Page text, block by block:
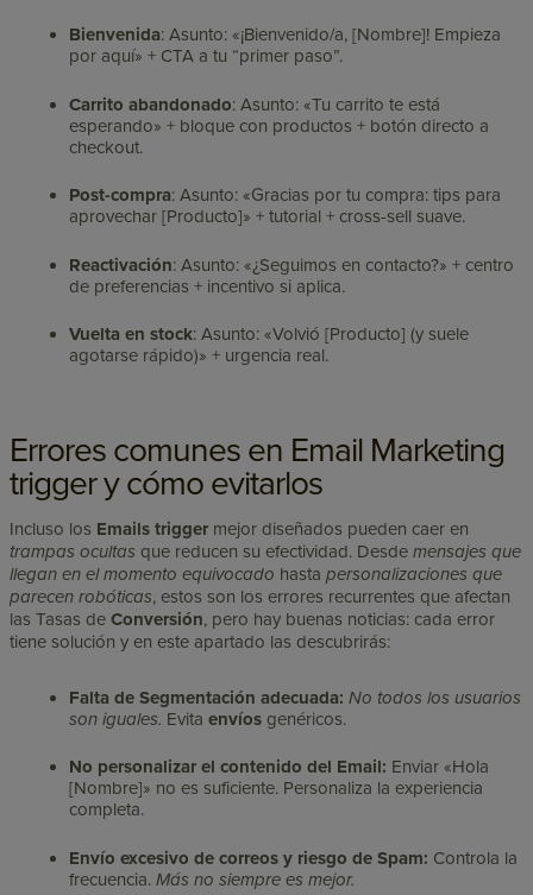
Bienvenida: Asunto: «¡Bienvenido/a, [Nombre]! Empieza
por aquí» + CTA a tu “primer paso”.
Carrito abandonado: Asunto: «Tu carrito te está
esperando» + bloque con productos + botón directo a
checkout.
Post-compra: Asunto: «Gracias por tu compra: tips para
aprovechar [Producto]» + tutorial + cross-sell suave.
Reactivación: Asunto: «¿Seguimos en contacto?» + centro
de preferencias + incentivo si aplica.
Vuelta en stock: Asunto: «Volvió [Producto] (y suele
agotarse rápido)» + urgencia real.
Errores comunes en Email Marketing
trigger y cómo evitarlos
Incluso los Emails trigger mejor diseñados pueden caer en
trampas ocultas que reducen su efectividad. Desdemensajes que
llegan en el momento equivocado hastapersonalizaciones que
parecen robóticas, estos son los errores recurrentes que afectan
las Tasas deConversión, pero hay buenas noticias: cada error
tiene solución y en este apartado las descubrirás:
Falta de Segmentación adecuada:No todos los usuarios
son iguales. Evitaenvíos genéricos.
No personalizar el contenido del Email: Enviar «Hola
[Nombre]» no es suficiente. Personaliza la experiencia
completa.
Envío excesivo de correos y riesgo de Spam: Controla la
frecuencia.Más no siempre es mejor.